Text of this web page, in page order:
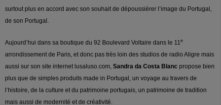
surtout plus en accord avec son souhait de dépoussiérer l’image du Portugal,
de son Portugal.
Aujourd’hui dans sa boutique du 92 Boulevard Voltaire dans le 11 e
arrondissement de Paris, et donc pas très loin des studios de radio Aligre mais
aussi sur son site internet lusaluso.com, Sandra da Costa Blanc propose bien
plus que de simples produits made in Portugal, un voyage au travers de
l’histoire, de la culture et du patrimoine portugais, un patrimoine de tradition
mais aussi de modernité et de créativité.